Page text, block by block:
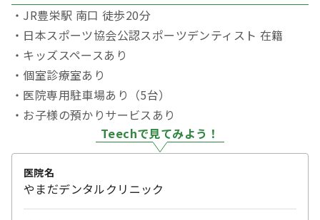
・JR豊栄駅 南口 徒歩20分
・日本スポーツ協会公認スポーツデンティスト 在籍
・キッズスペースあり
・個室診療室あり
・医院専用駐車場あり（5台）
・お子様の預かりサービスあり
Teechで見てみよう！
医院名
やまだデンタルクリニック